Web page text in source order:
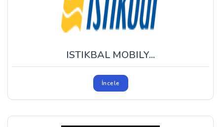
ISTIKBAL MOBILY...
İncele